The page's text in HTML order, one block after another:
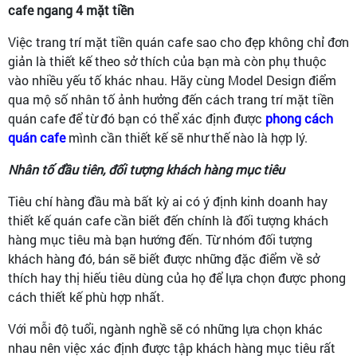
cafe ngang 4 mặt tiền
Việc trang trí mặt tiền quán cafe sao cho đẹp không chỉ đơn
giản là thiết kế theo sở thích của bạn mà còn phụ thuộc
vào nhiều yếu tố khác nhau. Hãy cùng Model Design điểm
qua mộ số nhân tố ảnh hưởng đến cách trang trí mặt tiền
quán cafe để từ đó bạn có thể xác định được phong cách
quán cafemình cần thiết kế sẽ như thế nào là hợp lý.
Nhân tố đầu tiên, đối tượng khách hàng mục tiêu
Tiêu chí hàng đầu mà bất kỳ ai có ý định kinh doanh hay
thiết kế quán cafe cần biết đến chính là đối tượng khách
hàng mục tiêu mà bạn hướng đến. Từ nhóm đối tượng
khách hàng đó, bán sẽ biết được những đặc điểm về sở
thích hay thị hiếu tiêu dùng của họ để lựa chọn được phong
cách thiết kế phù hợp nhất.
Với mỗi độ tuổi, ngành nghề sẽ có những lựa chọn khác
nhau nên việc xác định được tập khách hàng mục tiêu rất